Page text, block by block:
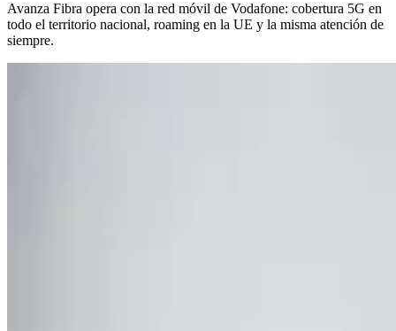
Avanza Fibra opera con la red móvil de Vodafone: cobertura 5G en
todo el territorio nacional, roaming en la UE y la misma atención de
siempre.